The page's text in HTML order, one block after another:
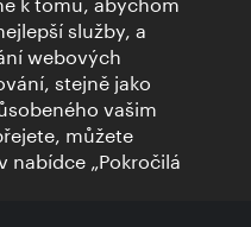
služby, a
webových
stejně jako
vašim
můžete
nabídce „Pokročilá